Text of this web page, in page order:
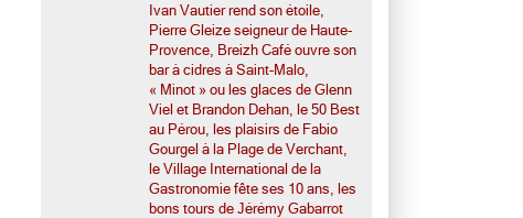
Ivan Vautier rend son étoile,
Pierre Gleize seigneur de Haute-
Provence, Breizh Café ouvre son
bar à cidres à Saint-Malo,
« Minot » ou les glaces de Glenn
Viel et Brandon Dehan, le 50 Best
au Pérou, les plaisirs de Fabio
Gourgel à la Plage de Verchant,
le Village International de la
Gastronomie fête ses 10 ans, les
bons tours de Jérémy Gabarrot